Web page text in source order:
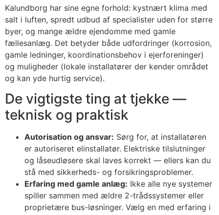
Kalundborg har sine egne forhold: kystnært klima med
salt i luften, spredt udbud af specialister uden for større
byer, og mange ældre ejendomme med gamle
fællesanlæg. Det betyder både udfordringer (korrosion,
gamle ledninger, koordinationsbehov i ejerforeninger)
og muligheder (lokale installatører der kender området
og kan yde hurtig service).
De vigtigste ting at tjekke —
teknisk og praktisk
Autorisation og ansvar: Sørg for, at installatøren
er autoriseret elinstallatør. Elektriske tilslutninger
og låseudløsere skal laves korrekt — ellers kan du
stå med sikkerheds- og forsikringsproblemer.
Erfaring med gamle anlæg: Ikke alle nye systemer
spiller sammen med ældre 2-trådssystemer eller
proprietære bus-løsninger. Vælg en med erfaring i